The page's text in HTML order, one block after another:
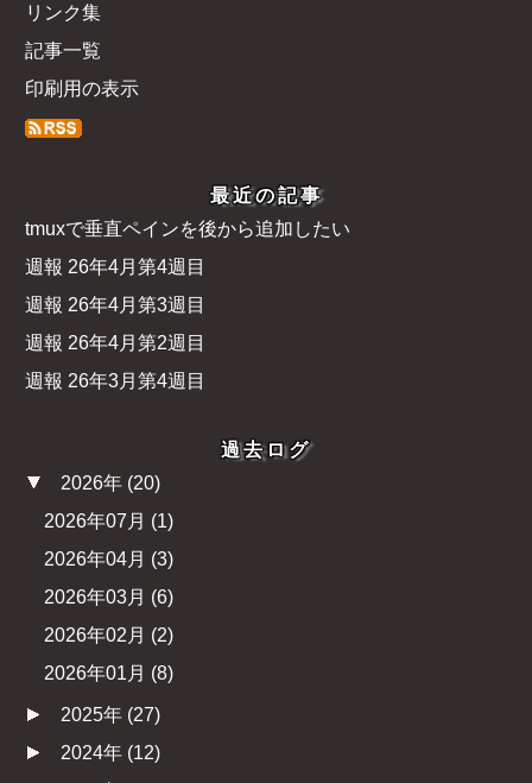
リンク集
記事一覧
印刷用の表示
最近の記事
tmuxで垂直ペインを後から追加したい
週報 26年4月第4週目
週報 26年4月第3週目
週報 26年4月第2週目
週報 26年3月第4週目
過去ログ
2026年 (20)
2026年07月 (1)
2026年04月 (3)
2026年03月 (6)
2026年02月 (2)
2026年01月 (8)
2025年 (27)
2024年 (12)